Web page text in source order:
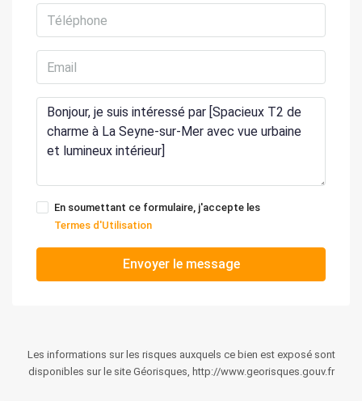
En soumettant ce formulaire, j'accepte les
Termes d'Utilisation
Envoyer le message
Les informations sur les risques auxquels ce bien est exposé sont
disponibles sur le site Géorisques, http://www.georisques.gouv.fr